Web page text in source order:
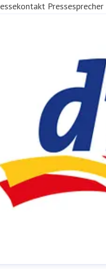
Pressesprecher